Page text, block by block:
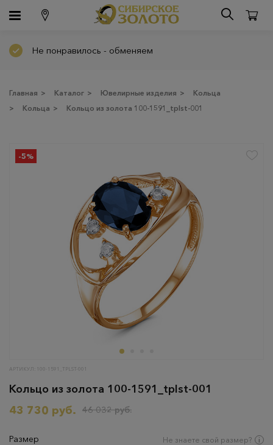
Не понравилось - обменяем
Главная > Каталог > Ювелирные изделия >
Кольца
>
Кольца > Кольцо из золота 100-1591_tplst-001
-5%
АРТИКУЛ: 100-1591_TPLST-001
Кольцо из золота 100-1591_tplst-001
43 730 руб.
46 032 руб.
Размер Не знаете свой размер?